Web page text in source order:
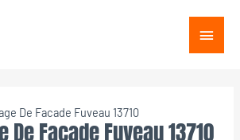
Menu
De Facade Fuveau 13710
De Facade Fuveau 13710